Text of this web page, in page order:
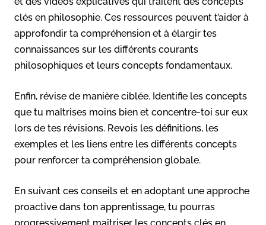
clés en philosophie. Ces ressources peuvent t’aider à
approfondir ta compréhension et à élargir tes
connaissances sur les différents courants
philosophiques et leurs concepts fondamentaux.
Enfin, révise de manière ciblée. Identifie les concepts
que tu maîtrises moins bien et concentre-toi sur eux
lors de tes révisions. Revois les définitions, les
exemples et les liens entre les différents concepts
pour renforcer ta compréhension globale.
En suivant ces conseils et en adoptant une approche
proactive dans ton apprentissage, tu pourras